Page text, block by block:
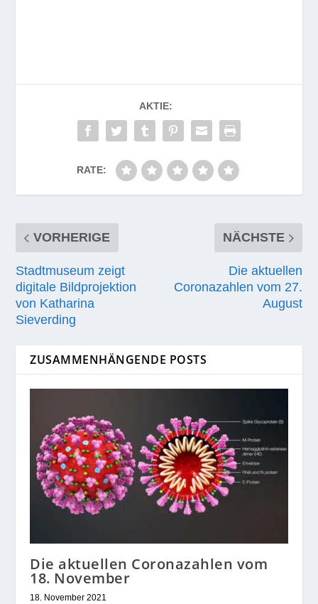
AKTIE:
RATE:
VORHERIGE
Stadtmuseum zeigt
digitale Bildprojektion
von Katharina
Sieverding
NÄCHSTE
Die aktuellen
Coronazahlen vom 27.
August
ZUSAMMENHÄNGENDE POSTS
Die aktuellen Coronazahlen vom
18. November
18. November 2021